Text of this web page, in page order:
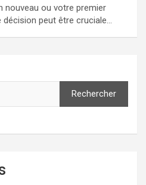
nouveau ou votre premier
peut être cruciale…
Rechercher